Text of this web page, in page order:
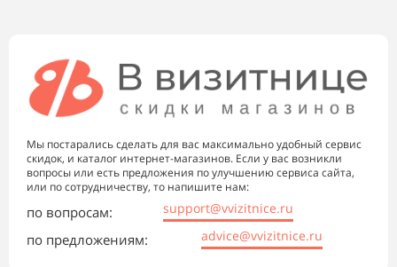
Мы постарались сделать для вас максимально удобный сервис
скидок, и каталог интернет-магазинов. Если у вас возникли
вопросы или есть предложения по улучшению сервиса сайта,
или по сотрудничеству, то напишите нам:
по вопросам: support@vvizitnice.ru
по предложениям: advice@vvizitnice.ru